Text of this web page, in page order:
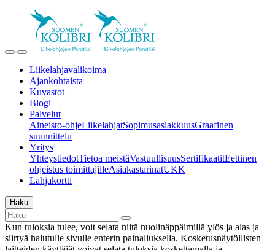
Liikelahjavalikoima
Ajankohtaista
Kuvastot
Blogi
Palvelut
Aineisto-ohjeLiikelahjatSopimusasiakkuusGraafinen
suunnittelu
Yritys
YhteystiedotTietoa meistäVastuullisuusSertifikaatitEettinen
ohjeistus toimittajilleAsiakastarinatUKK
Lahjakortti
Haku
Kun tuloksia tulee, voit selata niitä nuolinäppäimillä ylös ja alas ja
siirtyä halutulle sivulle enterin painalluksella. Kosketusnäytöllisten